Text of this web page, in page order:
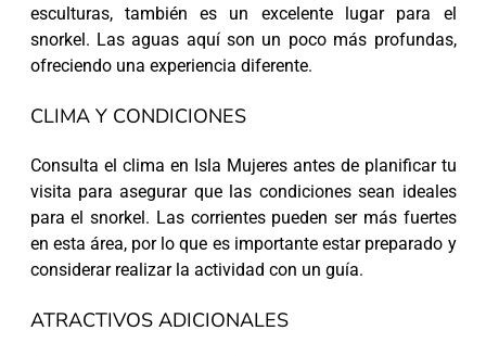
esculturas, también es un excelente lugar para el
snorkel. Las aguas aquí son un poco más profundas,
ofreciendo una experiencia diferente.
CLIMA Y CONDICIONES
Consulta el clima en Isla Mujeres antes de planificar tu
visita para asegurar que las condiciones sean ideales
para el snorkel. Las corrientes pueden ser más fuertes
en esta área, por lo que es importante estar preparado y
considerar realizar la actividad con un guía.
ATRACTIVOS ADICIONALES